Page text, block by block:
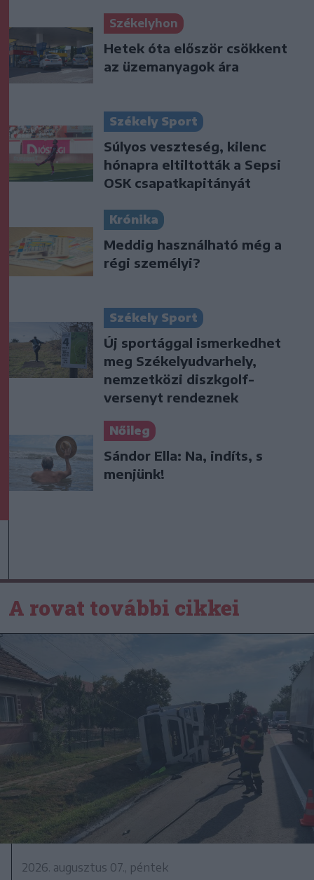
Székelyhon
Hetek óta először csökkent
az üzemanyagok ára
Székely Sport
Súlyos veszteség, kilenc
hónapra eltiltották a Sepsi
OSK csapatkapitányát
Krónika
Meddig használható még a
régi személyi?
Székely Sport
Új sportággal ismerkedhet
meg Székelyudvarhely,
nemzetközi diszkgolf-
versenyt rendeznek
Nőileg
Sándor Ella: Na, indíts, s
menjünk!
A rovat további cikkei
2026. augusztus 07., péntek